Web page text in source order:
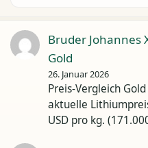
Bruder Johannes
Gold
26. Januar 2026
Preis-Vergleich
aktuelle
USD pro kg.